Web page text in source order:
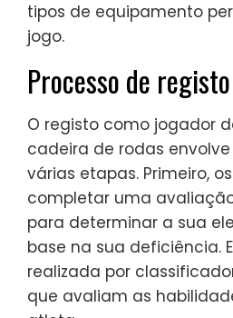
tipos de equipamento
jogo.
Processo de
O registo como jogador
cadeira de rodas
várias etapas. Primeiro,
completar uma
para determinar a sua
base na sua deficiência.
realizada por
que avaliam as